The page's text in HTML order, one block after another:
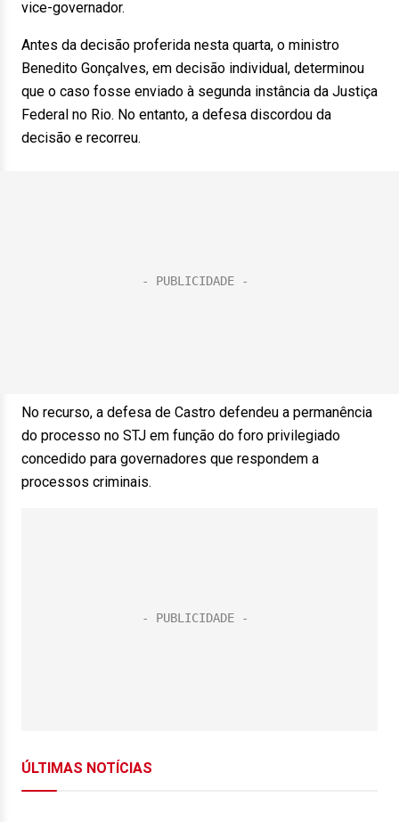
vice-governador.
Antes da decisão proferida nesta quarta, o ministro
Benedito Gonçalves, em decisão individual, determinou
que o caso fosse enviado à segunda instância da Justiça
Federal no Rio. No entanto, a defesa discordou da
decisão e recorreu.
No recurso, a defesa de Castro defendeu a permanência
do processo no STJ em função do foro privilegiado
concedido para governadores que respondem a
processos criminais.